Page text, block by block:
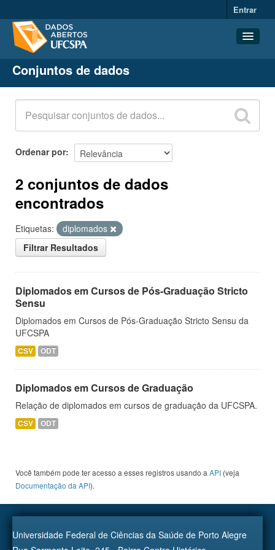
Entrar
Conjuntos de dados
Organizações
Grupos
Sobre
Conjuntos de dados
Ordenar por
2 conjuntos de dados
encontrados
Etiquetas:
diplomados
Filtrar Resultados
Diplomados em Cursos de Pós-Graduação Stricto
Sensu
Diplomados em Cursos de Pós-Graduação Stricto Sensu da
UFCSPA
CSV ODT
Diplomados em Cursos de Graduação
Relação de diplomados em cursos de graduação da UFCSPA.
CSV ODT
Você também pode ter acesso a esses registros usando a API (veja
Documentação da API).
Universidade Federal de Ciências da Saúde de Porto Alegre